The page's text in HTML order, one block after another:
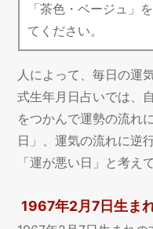
「茶色・ベージュ」
てください。
人によって、毎日の運
式生年月日占いでは、
をつかんで運勢の流れ
日」、運気の流れに逆
「運が悪い日」と考え
1967年2月7日生ま